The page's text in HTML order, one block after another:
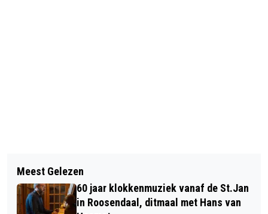
KOMEET C/2023 A3 KOMENDE DAGEN
MOGELIJK ZICHTBAAR MET HET
BLOTE OOG
Meest Gelezen
60 jaar klokkenmuziek vanaf de St.Jan
in Roosendaal, ditmaal met Hans van